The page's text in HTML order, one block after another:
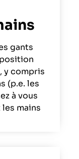
gants
y compris
(p.e. les
à vous
mains